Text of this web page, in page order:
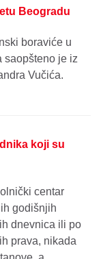
Beogradu
boraviće u
saopšteno je iz
Vučića.
koji su
centar
godišnjih
dnevnica ili po
prava, nikada